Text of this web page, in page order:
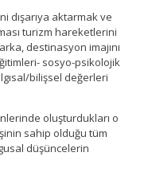
dışarıya aktarmak ve
turizm hareketlerini
destinasyon imajını
sosyo-psikolojik
bilişsel değerleri
oluşturdukları o
sahip olduğu tüm
düşüncelerin